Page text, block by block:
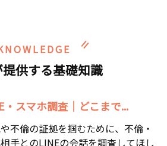
供する基礎知識
・スマホ調査｜どこまで...
不倫の証拠を掴むために、不倫・
手とのLINEの会話を調査してほし